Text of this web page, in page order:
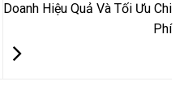
Doanh Hiệu Quả Và Tối Ưu Chi
Phí